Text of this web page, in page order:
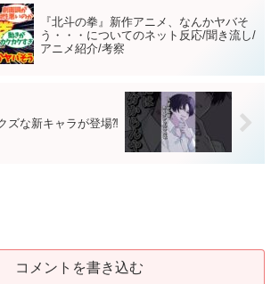
『北斗の拳』新作アニメ、なんかヤバそ
う・・・についてのネット反応/聞き流し/
アニメ紹介/考察
ズな新キャラが登場⁈
コメントを書き込む